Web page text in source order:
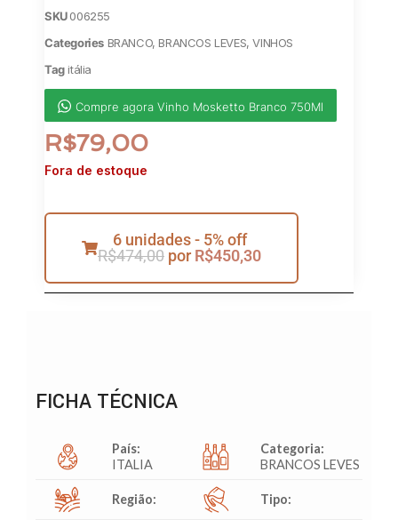
SKU006255
Categories BRANCO, BRANCOS LEVES,VINHOS
Tag itália
Compre agora Vinho Mosketto Branco 750Ml
R$79,00
Fora de estoque
6 unidades - 5% off
R$474,00 por R$450,30
FICHA TÉCNICA
País:
ITALIA
Categoria:
BRANCOS LEVES
Região: Tipo: